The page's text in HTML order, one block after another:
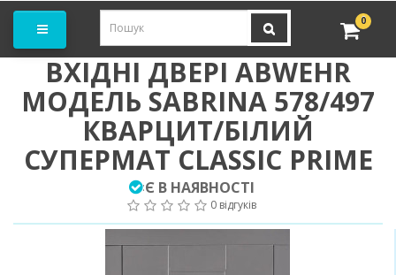
0
ВХІДНІ ДВЕРІ ABWEHR
МОДЕЛЬ SABRINA 578/497
КВАРЦИТ/БІЛИЙ
СУПЕРМАТ CLASSIC PRIME
:Є В НАЯВНОСТІ
0 відгуків